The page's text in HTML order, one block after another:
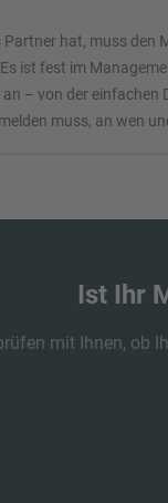
Partner hat, muss
ist fest im
– von der einfachen
muss, an wen
Ist Ihr
mit Ihnen, ob